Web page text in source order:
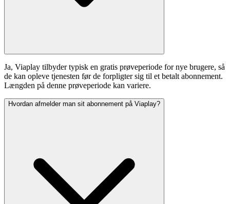
Ja, Viaplay tilbyder typisk en gratis prøveperiode for nye brugere, så
de kan opleve tjenesten før de forpligter sig til et betalt abonnement.
Længden på denne prøveperiode kan variere.
Hvordan afmelder man sit abonnement på Viaplay?